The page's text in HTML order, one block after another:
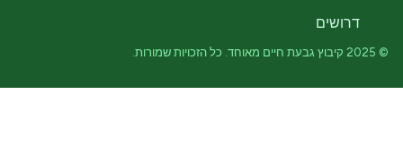
דרושים
מדיניות פרטיות
© 2025 קיבוץ גבעת חיים מאוחד. כל הזכויות שמורות.